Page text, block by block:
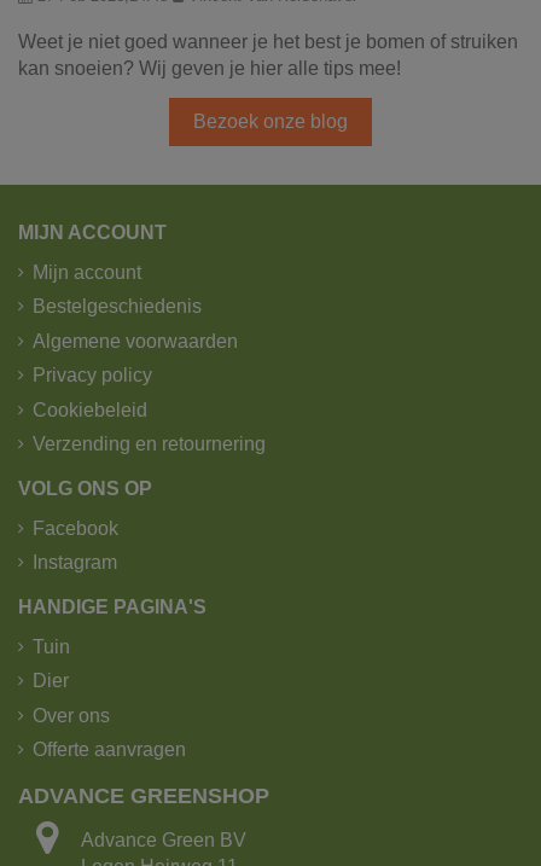
Weet je niet goed wanneer je het best je bomen of struiken
kan snoeien? Wij geven je hier alle tips mee!
Bezoek onze blog
MIJN ACCOUNT
Mijn account
Bestelgeschiedenis
Algemene voorwaarden
Privacy policy
Cookiebeleid
Verzending en retournering
VOLG ONS OP
Facebook
Instagram
HANDIGE PAGINA'S
Tuin
Dier
Over ons
Offerte aanvragen
ADVANCE GREENSHOP
Advance Green BV